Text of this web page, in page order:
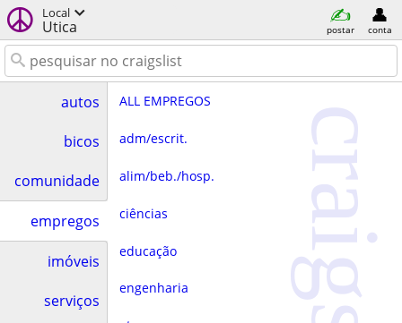
Local
Utica postar conta
autos
bicos
comunidade
empregos
imóveis
serviços
ALL EMPREGOS
adm/escrit.
alim/beb./hosp.
ciências
educação
engenharia